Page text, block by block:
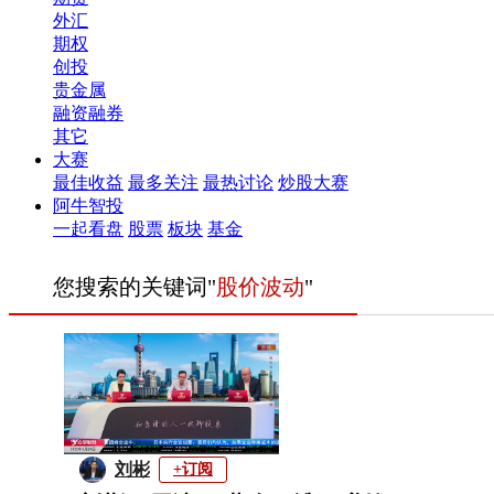
外汇
期权
创投
贵金属
融资融券
其它
大赛
最佳收益 最多关注 最热讨论 炒股大赛
阿牛智投
一起看盘 股票 板块 基金
您搜索的关键词"股价波动"
刘彬 +订阅